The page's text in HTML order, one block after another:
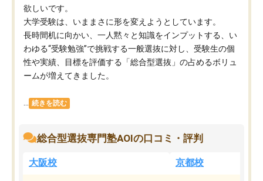
欲しいです。
大学受験は、いままさに形を変えようとしています。
長時間机に向かい、一人黙々と知識をインプットする、い
わゆる“受験勉強”で挑戦する一般選抜に対し、受験生の個
性や実績、目標を評価する「総合型選抜」の占めるボリュ
ームが増えてきました。
続きを読む
総合型選抜専門塾AOIの口コミ・評判
大阪校 京都校